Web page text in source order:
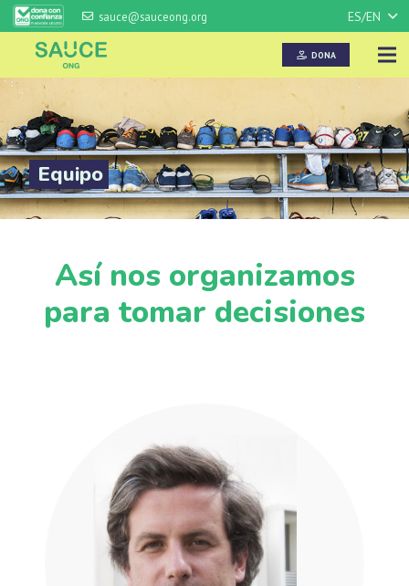
sauce@sauceong.org ES/EN
DONA
Equipo
Así nos organizamos
para tomar decisiones